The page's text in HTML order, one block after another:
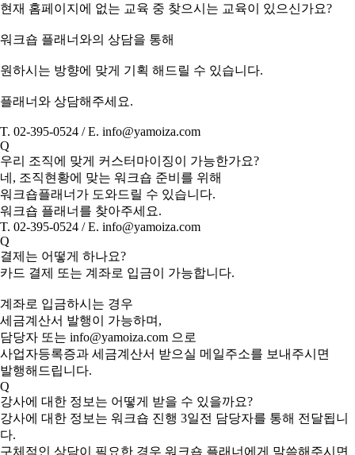
현재 홈페이지에 없는 교육 중 찾으시는 교육이 있으신가요?
워크숍 플래너와의 상담을 통해
원하시는 방향에 맞게 기획 해드릴 수 있습니다.
플래너와 상담해주세요.
T. 02-395-0524 / E. info@yamoiza.com
Q
우리 조직에 맞게 커스터마이징이 가능한가요?
네, 조직현황에 맞는 워크숍 준비를 위해
워크숍플래너가 도와드릴 수 있습니다.
워크숍 플래너를 찾아주세요.
T. 02-395-0524 / E. info@yamoiza.com
Q
결제는 어떻게 하나요?
카드 결제 또는 계좌로 입금이 가능합니다.
계좌로 입금하시는 경우
세금계산서 발행이 가능하며,
담당자 또는 info@yamoiza.com 으로
사업자등록증과 세금계산서 받으실 메일주소를 보내주시면
발행해드립니다.
Q
강사에 대한 정보는 어떻게 받을 수 있을까요?
강사에 대한 정보는 워크숍 진행 3일전 담당자를 통해 전달됩니
다.
구체적인 상담이 필요한 경우 워크숍 플래너에게 말씀해주시면